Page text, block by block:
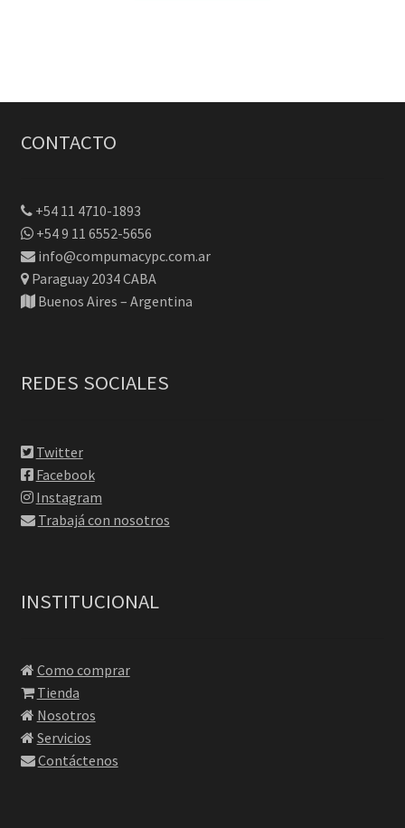
CONTACTO
+54 11 4710-1893
+54 9 11 6552-5656
info@compumacypc.com.ar
Paraguay 2034 CABA
Buenos Aires – Argentina
REDES SOCIALES
Twitter
Facebook
Instagram
Trabajá con nosotros
INSTITUCIONAL
Como comprar
Tienda
Nosotros
Servicios
Contáctenos